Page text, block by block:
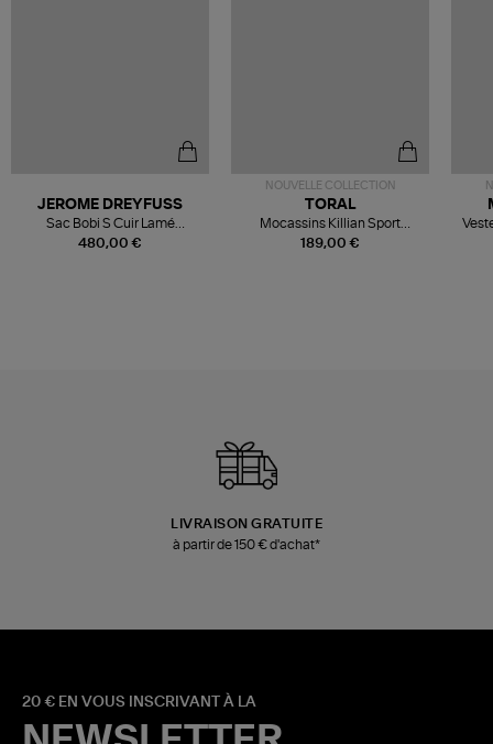
480,00 €
JEROME DREYFUSS
Sac Bobi S Cuir Lamé
Champagne
NOUVELLE COLLECTION
189,00 €
TORAL
Mocassins Killian Sport
Mousse
LIVRAISON GRATUITE
à partir de 150 € d'achat*
20 € EN VOUS INSCRIVANT À LA